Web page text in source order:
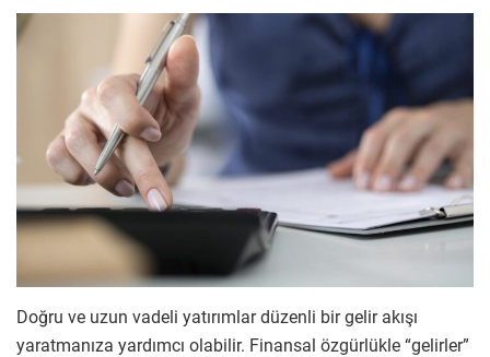
Doğru ve uzun vadeli yatırımlar düzenli bir gelir akışı
yaratmanıza yardımcı olabilir. Finansal özgürlükle “gelirler”